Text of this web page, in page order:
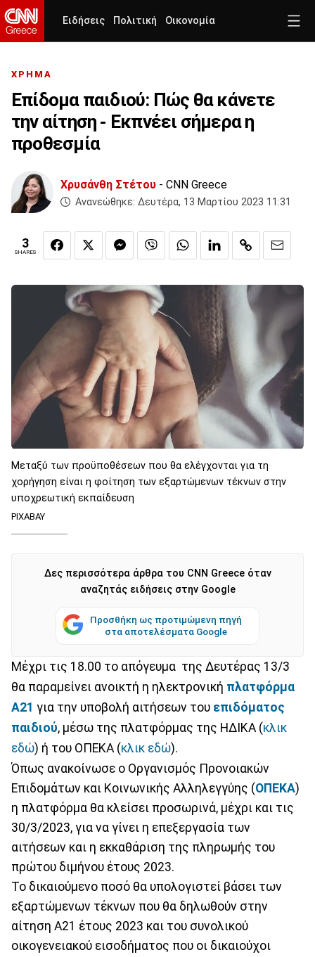
Ειδήσεις Πολιτική Οικονομία
ΧΡΗΜΑ
Επίδομα παιδιού: Πώς θα κάνετε
την αίτηση - Εκπνέει σήμερα η
προθεσμία
Χρυσάνθη Στέτου - CNN Greece
Ανανεώθηκε: Δευτέρα, 13 Μαρτίου 2023 11:31
3
SHARES
Μεταξύ των προϋποθέσεων που θα ελέγχονται για τη
χορήγηση είναι η φοίτηση των εξαρτώμενων τέκνων στην
υποχρεωτική εκπαίδευση
PIXABAY
Δες περισσότερα άρθρα του CNN Greece όταν
αναζητάς ειδήσεις στην Google
Προσθήκη ως προτιμώμενη πηγή
στα αποτελέσματα Google
Μέχρι τις 18.00 το απόγευμα της Δευτέρας 13/3
θα παραμείνει ανοικτή η ηλεκτρονική πλατφόρμα
Α21 για την υποβολή αιτήσεων του επιδόματος
παιδιού, μέσω της πλατφόρμας της ΗΔΙΚΑ (κλικ
εδώ) ή του ΟΠΕΚΑ (κλικ εδώ).
Όπως ανακοίνωσε ο Οργανισμός Προνοιακών
Επιδομάτων και Κοινωνικής Αλληλεγγύης (ΟΠΕΚΑ)
η πλατφόρμα θα κλείσει προσωρινά, μέχρι και τις
30/3/2023, για να γίνει η επεξεργασία των
αιτήσεων και η εκκαθάριση της πληρωμής του
πρώτου διμήνου έτους 2023.
Το δικαιούμενο ποσό θα υπολογιστεί βάσει των
εξαρτώμενων τέκνων που θα δηλωθούν στην
αίτηση Α21 έτους 2023 και του συνολικού
οικογενειακού εισοδήματος που οι δικαιούχοι